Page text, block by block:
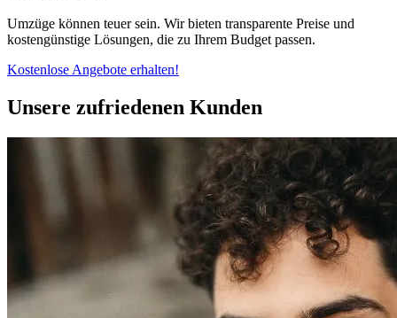
Umzüge können teuer sein. Wir bieten transparente Preise und
kostengünstige Lösungen, die zu Ihrem Budget passen.
Kostenlose Angebote erhalten!
Unsere zufriedenen Kunden